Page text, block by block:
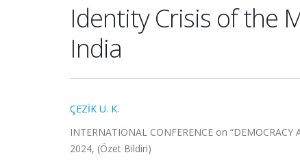
Identity Crisis of the
India
ÇEZİK U. K.
INTERNATIONAL CONFERENCE on
2024, (Özet Bildiri)